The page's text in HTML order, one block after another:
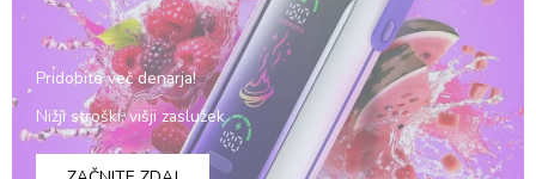
Pridobite več denarja!
Nižji stroški, višji zaslužek